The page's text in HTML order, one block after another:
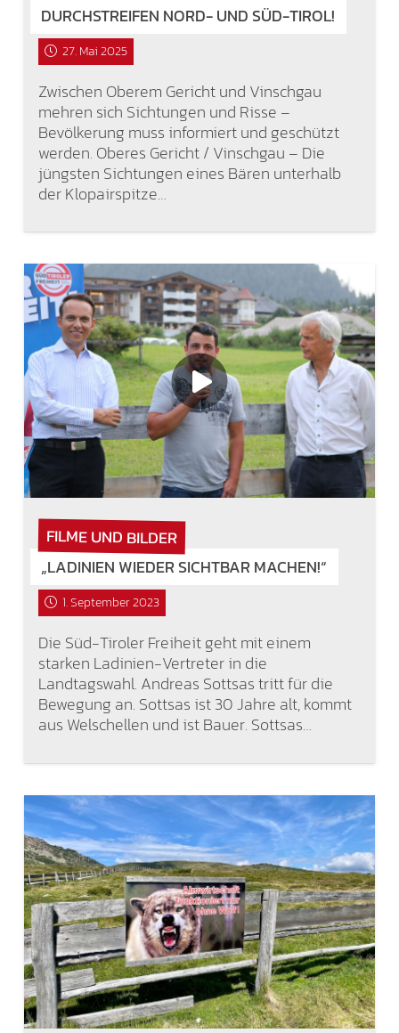
DURCHSTREIFEN NORD- UND SÜD-TIROL!
27. Mai 2025
Zwischen Oberem Gericht und Vinschgau
mehren sich Sichtungen und Risse –
Bevölkerung muss informiert und geschützt
werden. Oberes Gericht / Vinschgau – Die
jüngsten Sichtungen eines Bären unterhalb
der Klopairspitze…
FILME UND BILDER
„LADINIEN WIEDER SICHTBAR MACHEN!“
1. September 2023
Die Süd-Tiroler Freiheit geht mit einem
starken Ladinien-Vertreter in die
Landtagswahl. Andreas Sottsas tritt für die
Bewegung an. Sottsas ist 30 Jahre alt, kommt
aus Welschellen und ist Bauer. Sottsas…